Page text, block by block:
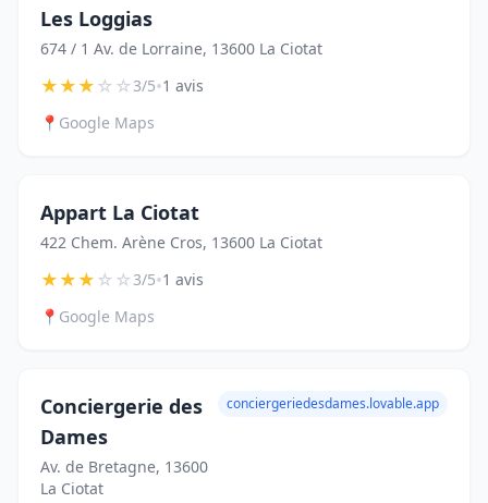
Les Loggias
674 / 1 Av. de Lorraine, 13600 La Ciotat
★★★☆☆3/5•1 avis
📍 Google Maps
Appart La Ciotat
422 Chem. Arène Cros, 13600 La Ciotat
★★★☆☆3/5•1 avis
📍 Google Maps
Conciergerie des
Dames
Av. de Bretagne, 13600
La Ciotat
conciergeriedesdames.lovable.app